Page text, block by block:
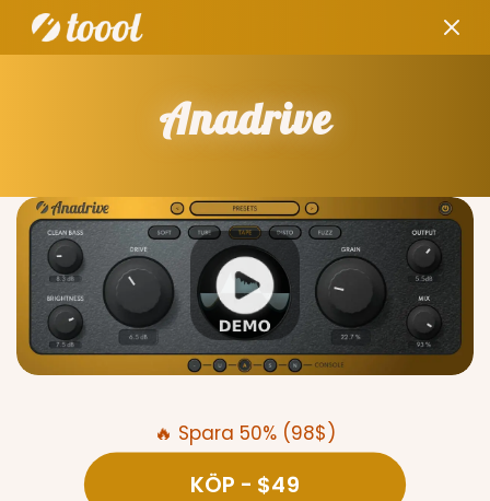
Anadrive
🔥 Spara 50% (98$)
KÖP - $49